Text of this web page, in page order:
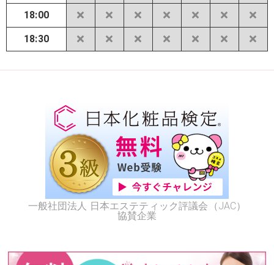
18:00
18:30
一般社団法人 日本エステティック評議会（JAC）
協賛企業